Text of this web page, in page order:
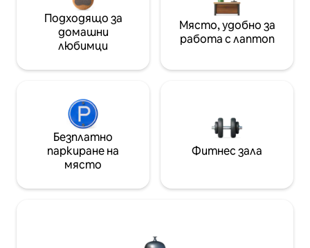
Подходящо за
домашни
любимци
Място, удобно за
работа с лаптоп
Безплатно
паркиране на
място
Фитнес зала